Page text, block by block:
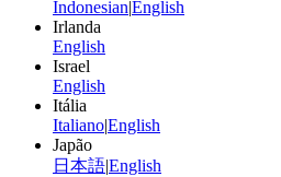
Indonesian|English
Irlanda
English
Israel
English
Itália
Italiano|English
Japão
日本語|English